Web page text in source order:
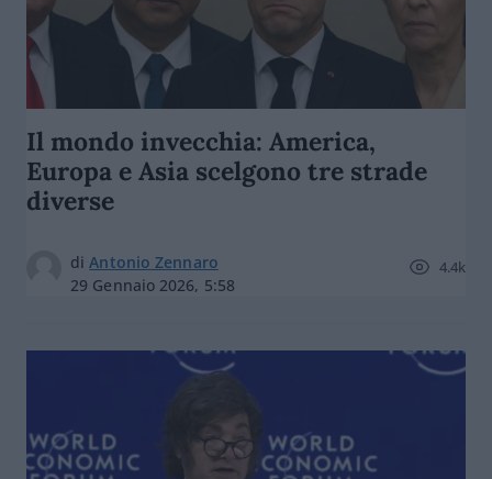
Il mondo invecchia: America,
Europa e Asia scelgono tre strade
diverse
diAntonio Zennaro
29 Gennaio 2026, 5:58
4.4k